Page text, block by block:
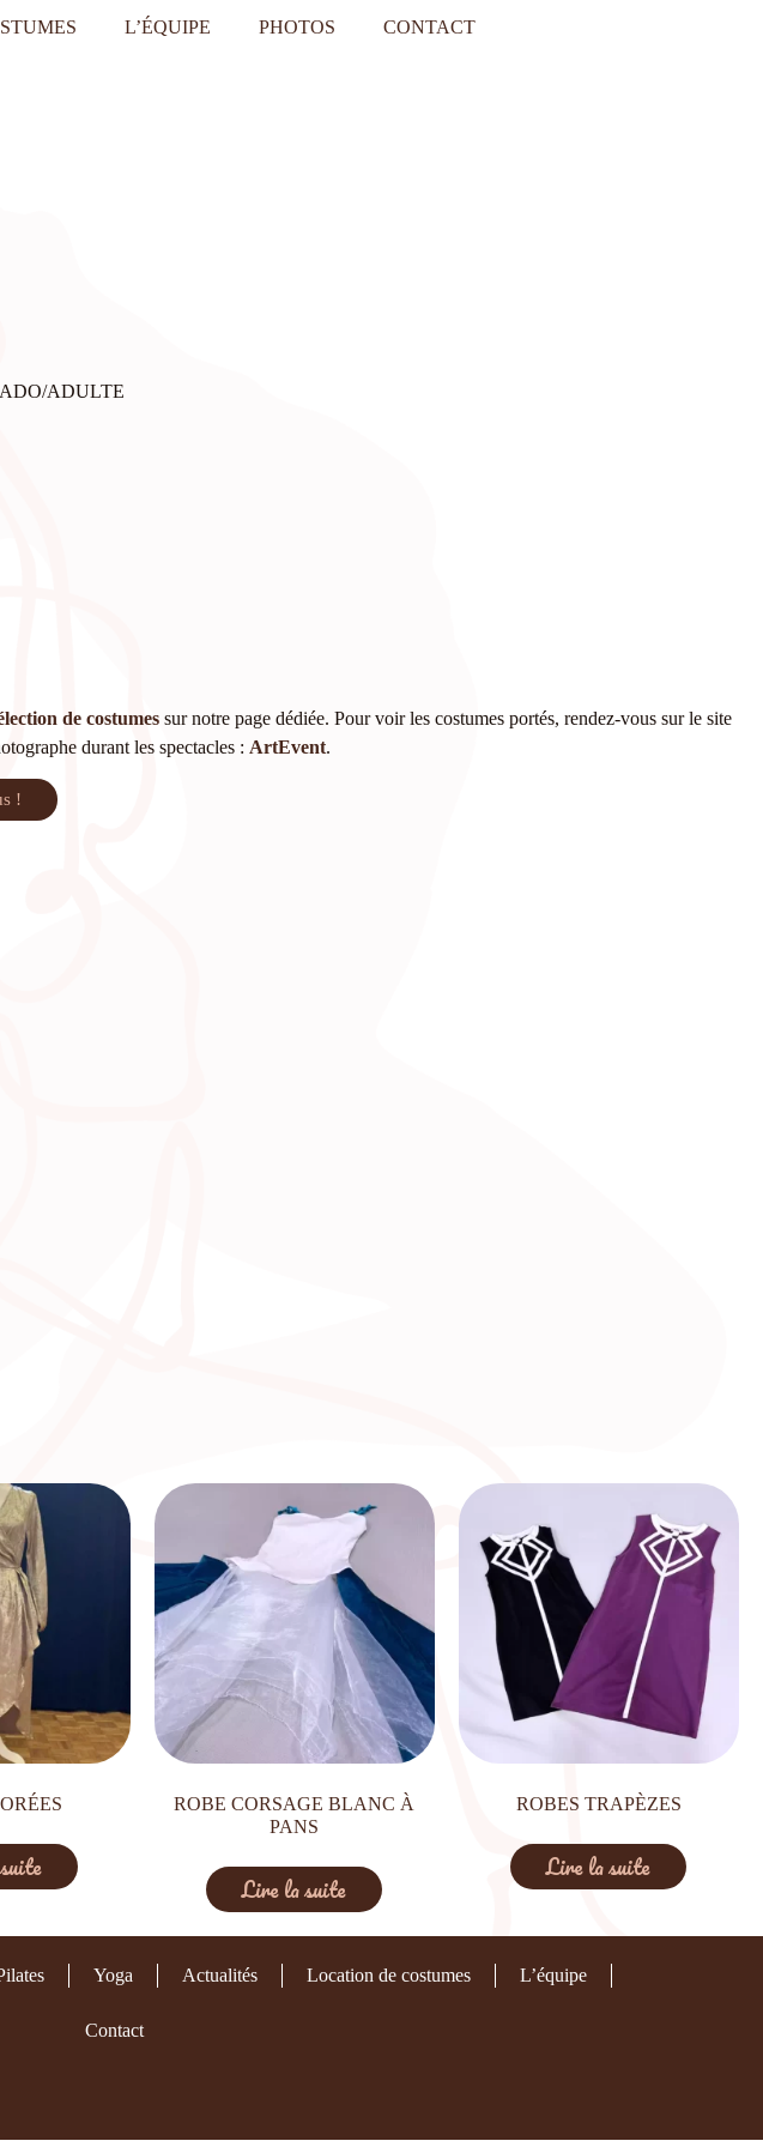
L’ÉQUIPE PHOTOS CONTACT
ADO/ADULTE
de costumessur notre page dédiée. Pour voir les costumes portés, rendez-vous sur le site
durant les spectacles : ArtEvent.
!
ROBE CORSAGE BLANC À
PANS
Lire la suite
ROBES TRAPÈZES
Lire la suite
Yoga Actualités Location de costumes L’équipe
Contact